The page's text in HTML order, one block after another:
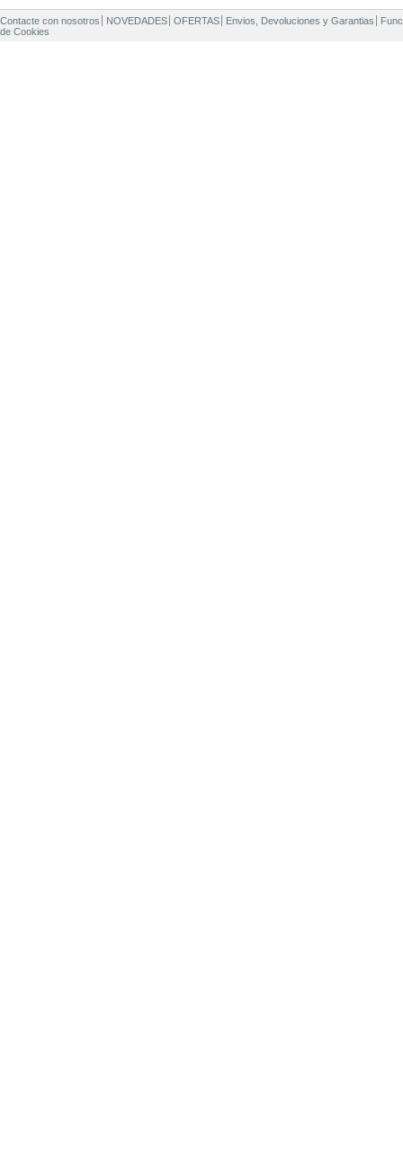
Contacte con nosotros NOVEDADES OFERTAS Envios, Devoluciones y Garantias
de Cookies